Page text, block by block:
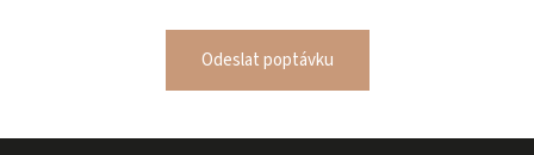
Odeslat poptávku